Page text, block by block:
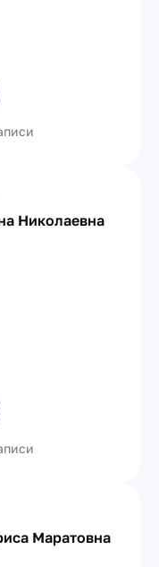
Николаевна
Маратовна